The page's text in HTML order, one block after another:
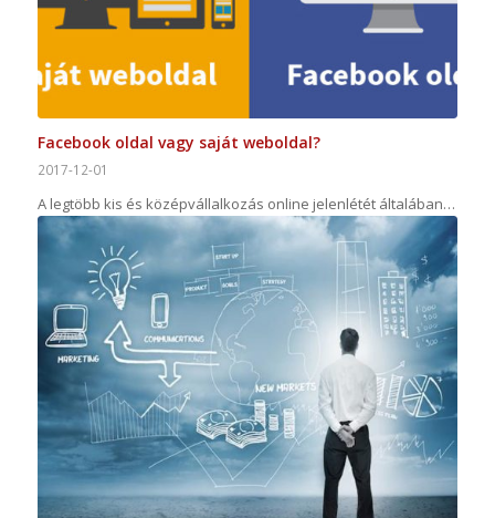
Facebook oldal vagy saját weboldal?
2017-12-01
A legtöbb kis és középvállalkozás online jelenlétét általában…